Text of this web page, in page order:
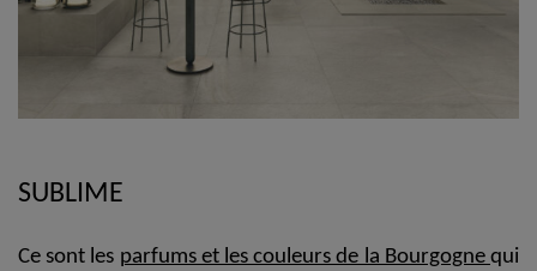
SUBLIME
Ce sont les parfums et les couleurs de la Bourgognequi